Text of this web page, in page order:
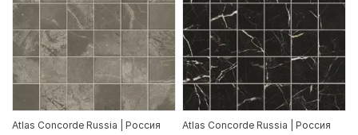
Atlas Concorde Russia | Россия Atlas Concorde Russia | Россия